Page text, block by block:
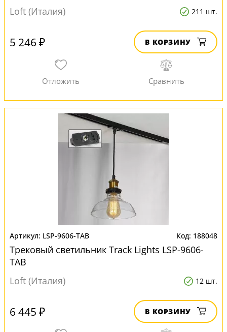
Loft (Италия)
211 шт.
5 246 ₽ В КОРЗИНУ
LSP-9606-TAB 188048
Трековый светильник Track Lights LSP-9606-
TAB
Loft (Италия)
12 шт.
6 445 ₽ В КОРЗИНУ